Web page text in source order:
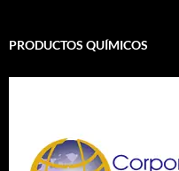
PRODUCTOS QUÍMICOS